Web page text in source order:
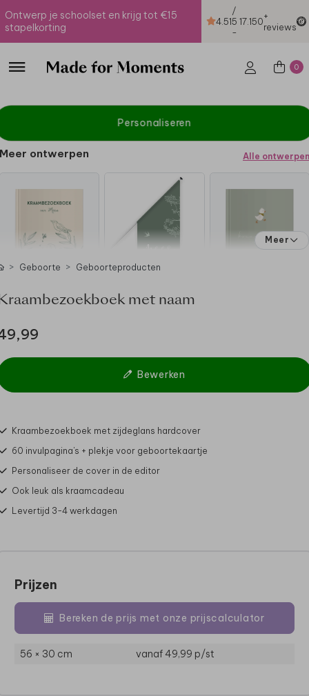
Ontwerp je schoolset en krijg tot €15
stapelkorting
4.51
/
5
-
17.150+
reviews
0
Personaliseren
Meer ontwerpen Alle ontwerpen
Meer
Geboorte Geboorteproducten
met naam
Bewerken
Kraambezoekboek met zijdeglans hardcover
60 invulpagina's + plekje voor geboortekaartje
Personaliseer de cover in de editor
Ook leuk als kraamcadeau
Levertijd 3-4 werkdagen
Prijzen
Bereken de prijs met onze prijscalculator
56 × 30 cm vanaf 49,99 p/st